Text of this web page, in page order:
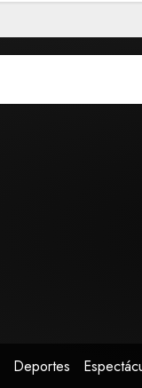
Deportes